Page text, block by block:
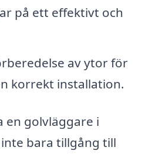
på ett effektivt och
av ytor för
korrekt installation.
en golvläggare i
bara tillgång till